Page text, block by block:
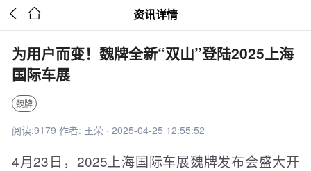
  资讯详情
为用户而变！魏牌全新“双山”登陆2025上海
国际车展
魏牌
阅读:9179 作者: 王荣 · 2025-04-25 12:55:52
4月23日，2025上海国际车展魏牌发布会盛大开